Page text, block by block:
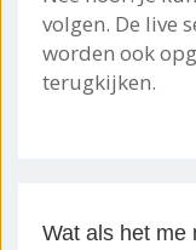
volgen. De live
worden ook
terugkijken.
Wat als het me